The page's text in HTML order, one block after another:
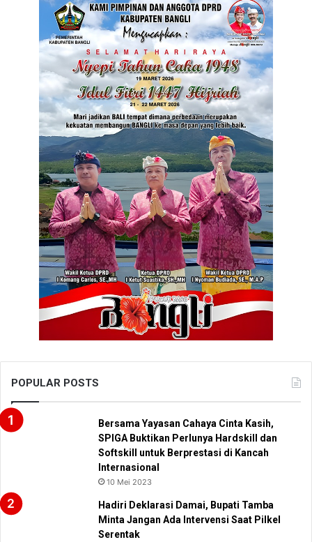
POPULAR POSTS
Bersama Yayasan Cahaya Cinta Kasih,
SPIGA Buktikan Perlunya Hardskill dan
Softskill untuk Berprestasi di Kancah
Internasional
10 Mei 2023
Hadiri Deklarasi Damai, Bupati Tamba
Minta Jangan Ada Intervensi Saat Pilkel
Serentak